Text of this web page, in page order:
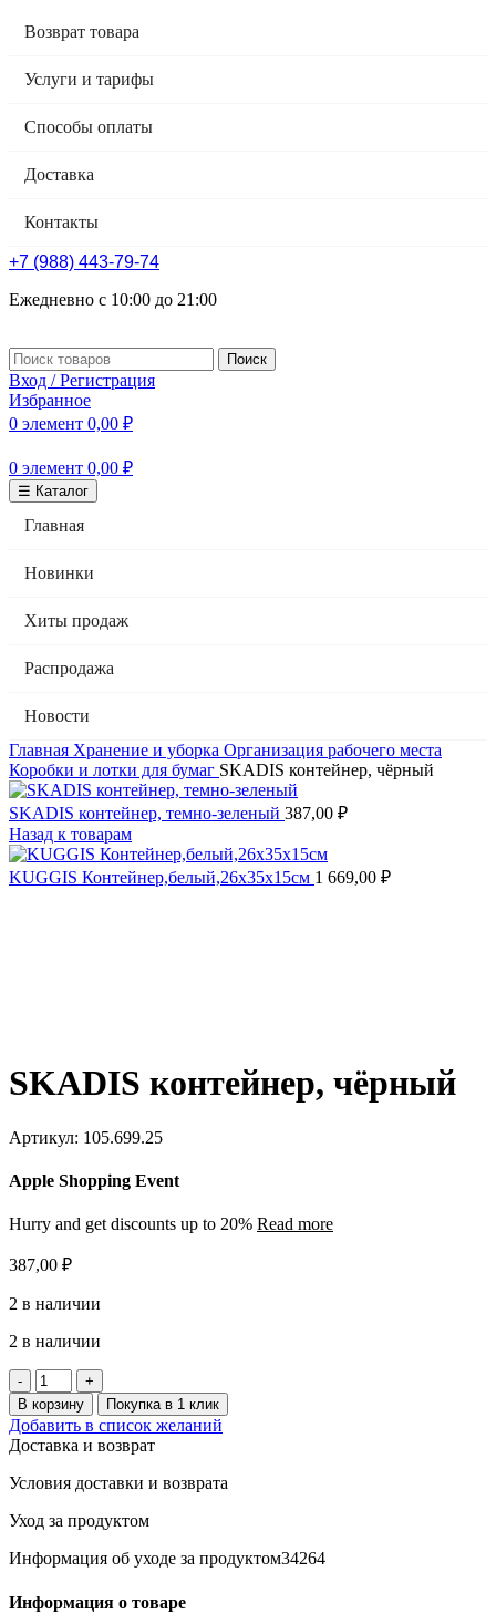
Возврат товара
Услуги и тарифы
Способы оплаты
Доставка
Контакты
+7 (988) 443-79-74
Ежедневно с 10:00 до 21:00
Поиск
Вход / Регистрация
Избранное
0 элемент 0,00 ₽
0 элемент 0,00 ₽
☰ Каталог
Главная
Новинки
Хиты продаж
Распродажа
Новости
Главная Хранение и уборка Организация рабочего места
Коробки и лотки для бумаг SKADIS контейнер, чёрный
SKADIS контейнер, темно-зеленый 387,00 ₽
Назад к товарам
KUGGIS Контейнер,белый,26х35х15см 1 669,00 ₽
SKADIS контейнер, чёрный
Артикул: 105.699.25
Apple Shopping Event
Hurry and get discounts up to 20% Read more
387,00 ₽
2 в наличии
2 в наличии
Количество
товара
SKADIS
контейнер,
чёрный
В корзину Покупка в 1 клик
Добавить в список желаний
Доставка и возврат
Условия доставки и возврата
Уход за продуктом
Информация об уходе за продуктом34264
Информация о товаре